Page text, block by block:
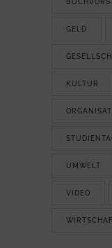
GELD
KULTUR
UMWELT
VIDEO